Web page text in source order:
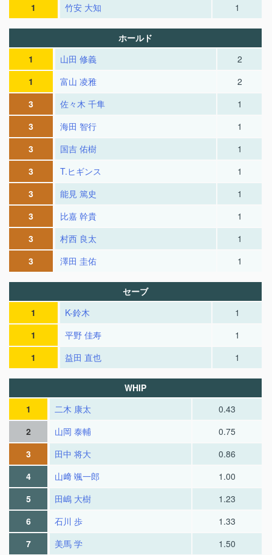
1
竹安 大知 1
ホールド
1
山田 修義
2
1
富山 凌雅
2
3
佐々木 千隼
1
3
海田 智行
1
3
国吉 佑樹
1
3
T.ヒギンス
1
3
能見 篤史
1
3
比嘉 幹貴
1
3
村西 良太
1
3
澤田 圭佑 1
セーブ
1
K-鈴木
1
1
平野 佳寿
1
1
益田 直也 1
WHIP
1
二木 康太
0.43
2
山岡 泰輔
0.75
3
田中 将大
0.86
4
山﨑 颯一郎
1.00
5
田嶋 大樹
1.23
6
石川 歩
1.33
7
美馬 学
1.50